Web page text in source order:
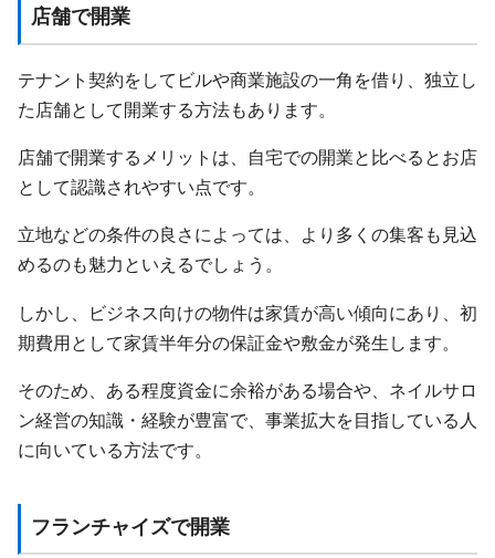
店舗で開業
テナント契約をしてビルや商業施設の一角を借り、独立し
た店舗として開業する方法もあります。
店舗で開業するメリットは、自宅での開業と比べるとお店
として認識されやすい点です。
立地などの条件の良さによっては、より多くの集客も見込
めるのも魅力といえるでしょう。
しかし、ビジネス向けの物件は家賃が高い傾向にあり、初
期費用として家賃半年分の保証金や敷金が発生します。
そのため、ある程度資金に余裕がある場合や、ネイルサロ
ン経営の知識・経験が豊富で、事業拡大を目指している人
に向いている方法です。
フランチャイズで開業